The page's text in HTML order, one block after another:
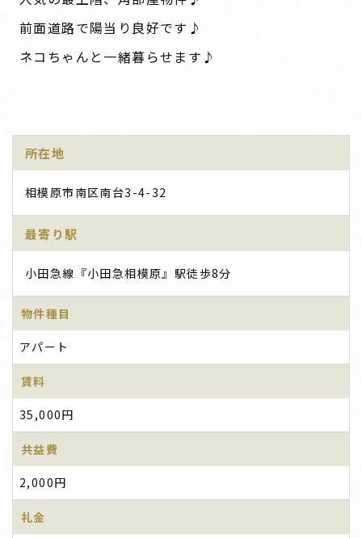
前面道路で陽当り良好です♪
ネコちゃんと一緒暮らせます♪
所在地
相模原市南区南台3-4-32
最寄り駅
小田急線『小田急相模原』駅徒歩8分
物件種目
アパート
賃料
35,000円
共益費
2,000円
礼金